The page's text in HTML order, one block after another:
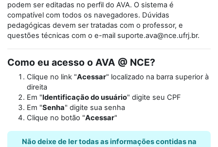
podem ser editadas no perfil do AVA. O sistema é
compatível com todos os navegadores. Dúvidas
pedagógicas devem ser tratadas com o professor, e
questões técnicas com o e-mail suporte.ava@nce.ufrj.br.
Como eu acesso o AVA @ NCE?
Clique no link "Acessar" localizado na barra superior à
direita
Em "Identificação do usuário" digite seu CPF
Em "Senha" digite sua senha
Clique no botão "Acessar"
Não deixe de ler todas as informações contidas na